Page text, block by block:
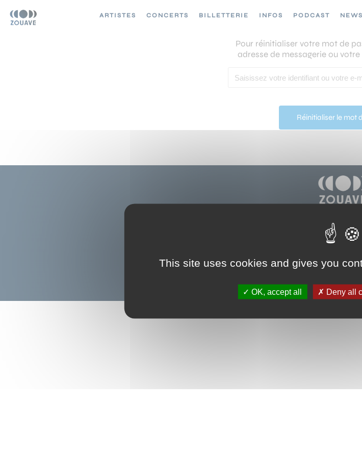
ARTISTES CONCERTS BILLETTERIE INFOS PODCAST
Pour réinitialiser votre mot de
adresse de messagerie ou
© 2024 ZOUAVE
This site uses cookies and gives you
OK, accept all Deny all